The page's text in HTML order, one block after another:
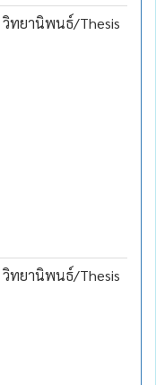
วิทยานิพนธ์/Thesis
วิทยานิพนธ์/Thesis